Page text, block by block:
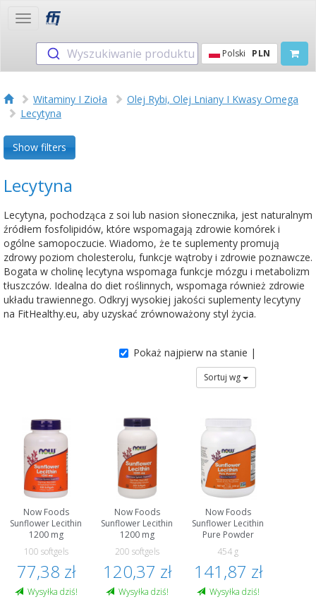
Toggle
Wyszukiwanie produktu Polski PLN
Witaminy I Zioła
Olej Rybi, Olej Lniany I Kwasy Omega
Lecytyna
Show filters
Lecytyna
Lecytyna, pochodząca z soi lub nasion słonecznika, jest naturalnym
źródłem fosfolipidów, które wspomagają zdrowie komórek i
ogólne samopoczucie. Wiadomo, że te suplementy promują
zdrowy poziom cholesterolu, funkcje wątroby i zdrowie poznawcze.
Bogata w cholinę lecytyna wspomaga funkcje mózgu i metabolizm
tłuszczów. Idealna do diet roślinnych, wspomaga również zdrowie
układu trawiennego. Odkryj wysokiej jakości suplementy lecytyny
na FitHealthy.eu, aby uzyskać zrównoważony styl życia.
Pokaż najpierw na stanie |
Sortuj wg
Now Foods
Sunflower Lecithin
1200 mg
100 softgels
77,38 zł
Wysyłka dziś!
Now Foods
Sunflower Lecithin
1200 mg
200 softgels
120,37 zł
Wysyłka dziś!
Now Foods
Sunflower Lecithin
Pure Powder
454 g
141,87 zł
Wysyłka dziś!